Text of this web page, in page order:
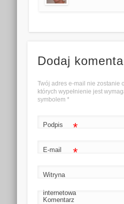
Dodaj
Twój adres e-mail nie zostanie
których wypełnienie jest
symbolem *
Podpis *
E-mail *
Witryna
internetowa
Komentarz